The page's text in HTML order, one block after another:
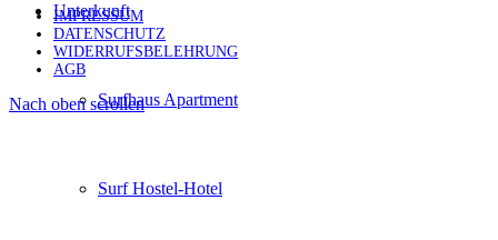
Unterkunft
Surfhaus Apartment
Surf Hostel-Hotel
IMPRESSUM
DATENSCHUTZ
WIDERRUFSBELEHRUNG
AGB
Nach oben scrollen